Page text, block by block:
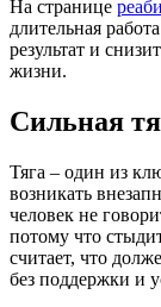
На странице
длительная
результат и
жизни.
Сильная
Тяга – один из
возникать
человек не
потому что
считает, что
без поддержки и